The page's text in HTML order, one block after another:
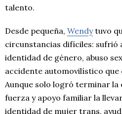
talento.
Desde pequeña, Wendytuvo
circunstancias difíciles: sufrió
identidad de género, abuso
accidente automovilístico que
Aunque solo logró terminar la
fuerza y apoyo familiar la
identidad de mujer trans,